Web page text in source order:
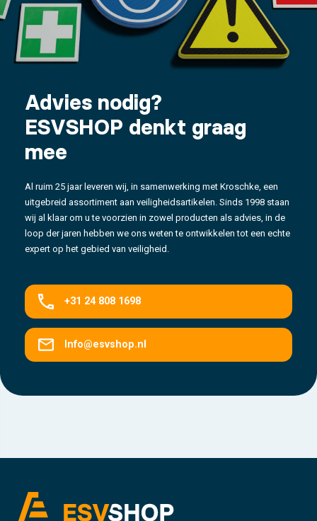
Advies nodig?
ESVSHOP denkt graag
mee
Al ruim 25 jaar leveren wij, in samenwerking met Kroschke, een
uitgebreid assortiment aan veiligheidsartikelen. Sinds 1998 staan
wij al klaar om u te voorzien in zowel producten als advies, in de
loop der jaren hebben we ons weten te ontwikkelen tot een echte
expert op het gebied van veiligheid.
+31 24 808 1698
Info@esvshop.nl